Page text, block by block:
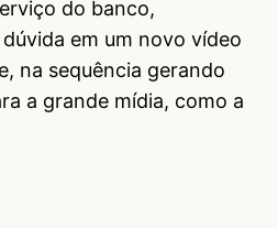
do banco,
em um novo vídeo
na sequência gerando
a grande mídia, como a